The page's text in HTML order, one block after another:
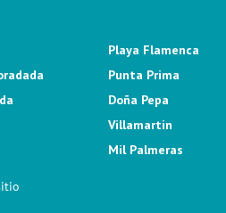
Playa Flamenca
Punta Prima
Doña Pepa
Villamartin
Mil Palmeras